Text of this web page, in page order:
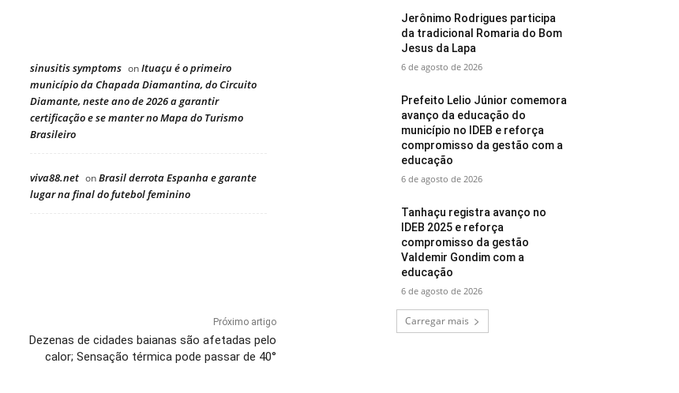
sinusitis symptoms onItuaçu é o primeiro
município da Chapada Diamantina, do Circuito
Diamante, neste ano de 2026 a garantir
certificação e se manter no Mapa do Turismo
Brasileiro
viva88.net onBrasil derrota Espanha e garante
lugar na final do futebol feminino
Próximo artigo
Dezenas de cidades baianas são afetadas pelo
calor; Sensação térmica pode passar de 40°
Jerônimo Rodrigues participa
da tradicional Romaria do Bom
Jesus da Lapa
6 de agosto de 2026
Prefeito Lelio Júnior comemora
avanço da educação do
município no IDEB e reforça
compromisso da gestão com a
educação
6 de agosto de 2026
Tanhaçu registra avanço no
IDEB 2025 e reforça
compromisso da gestão
Valdemir Gondim com a
educação
6 de agosto de 2026
Carregar mais